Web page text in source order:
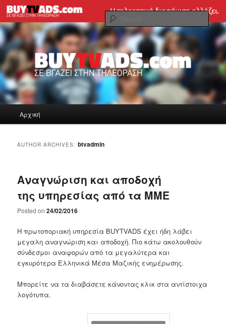
Skip
primary
content
Skip
secondary
contentBUYTVADS.com Blog
Tηλεοπτική διαφήμιση εύκολα και γρήγορα!
Αρχική
AUTHOR ARCHIVES:btvadmin
Αναγνώριση και αποδοχή
της υπηρεσίας από τα ΜΜΕ
Posted on24/02/2016
H πρωτοποριακή υπηρεσία BUYTVADS έχει ήδη λάβει
μεγαλη αναγνώριση και αποδοχή. Πιο κάτω ακολουθούν
σύνδεσμοι αναφορών από τα μεγαλύτερα και
εγκυρότερα Ελληνικά Μέσα Μαζικής ενημέρωσης.
Μπορείτε να τα διαβάσετε κάνοντας κλικ στα αντίστοιχα
λογότυπα.